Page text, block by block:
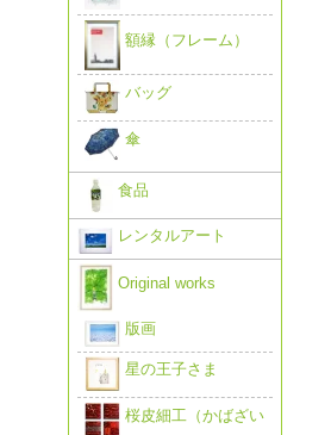
額縁（フレーム）
バッグ
傘
食品
レンタルアート
Original works
版画
星の王子さま
桜皮細工（かばざい